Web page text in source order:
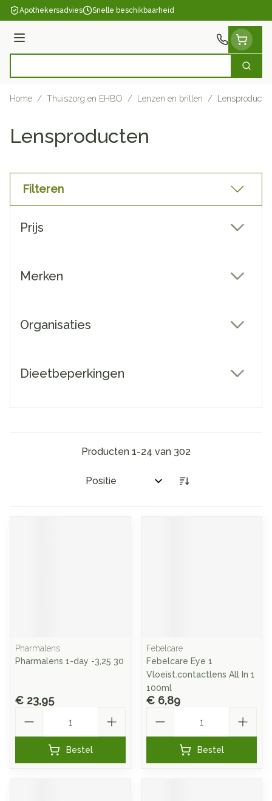
Ga naar de inhoud
Apothekersadvies Snelle beschikbaarheid
Menu
Zoek
Home / Thuiszorg en EHBO / Lenzen en brillen /
Lensproducten
Filteren
Prijs
Merken
Organisaties
Dieetbeperkingen
Producten 1-24 van 302
Sorteer op:
Pharmalens
Pharmalens 1-day -3,25 30
€ 23,95
Bestel
Febelcare
Febelcare Eye 1
Vloeist.contactlens All In 1
100ml
€ 6,89
Bestel